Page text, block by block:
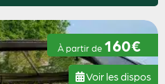
À partir de 160€
Voir les dispos